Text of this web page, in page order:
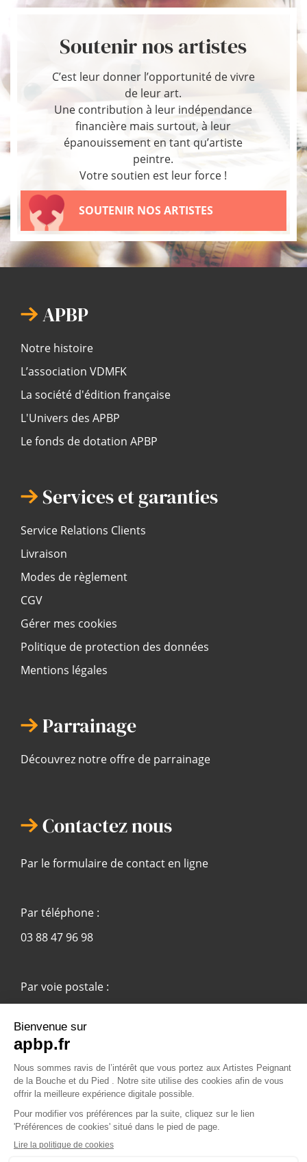
Soutenir nos artistes
C’est leur donner l’opportunité de vivre
de leur art.
Une contribution à leur indépendance
financière mais surtout, à leur
épanouissement en tant qu’artiste
peintre.
Votre soutien est leur force !
SOUTENIR NOS ARTISTES
APBP
Notre histoire
L’association VDMFK
La société d'édition française
L'Univers des APBP
Le fonds de dotation APBP
Services et garanties
Service Relations Clients
Livraison
Modes de règlement
CGV
Gérer mes cookies
Politique de protection des données
Mentions légales
Parrainage
Découvrez notre offre de parrainage
Contactez nous
Par le formulaire de contact en ligne
Par téléphone :
03 88 47 96 98
Par voie postale :
37 route Ecospace - Molsheim
67955 Strasbourg Cedex 9